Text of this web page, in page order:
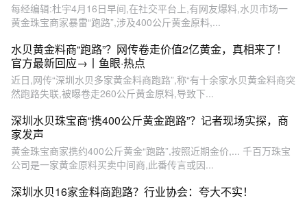
每经编辑:杜宇4月16日早间,在社交平台上,有网友爆料,水贝市场一
黄金珠宝商家暴雷“跑路”,涉及400公斤黄金原料,...
水贝黄金料商“跑路”？网传卷走价值2亿黄金，真相来了！
官方最新回应→丨鱼眼·热点
近日,网传“深圳水贝多家黄金料商跑路”,称“有十余家水贝黄金料商突
然跑路失联,被曝卷走260公斤黄金原料,导致下...
深圳水贝珠宝商“携400公斤黄金跑路”？记者现场实探，商
家发声
黄金珠宝商家携约400公斤黄金“跑路”,按照近期金价,... 千百万珠宝
公司是一家黄金原料买卖中间商,此番传言或因...
深圳水贝16家金料商跑路？行业协会：夸大不实！